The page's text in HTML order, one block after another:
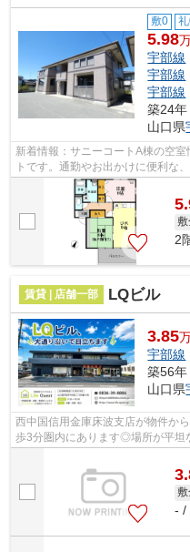
敷0
5.98
宇部線
宇部線
宇部線
築24年
山口県
新着情報：サニーコートA棟の空
トです。通勤やお出かけに便利な
のことなら、豊富な物件情報を取り
2
賃貸 | 店舗一部 LQビル
3.85
宇部線
築56
山口県
西中国信用金庫床波支店が物件か
歩3分圏内にあります◎場所が平坦
- /